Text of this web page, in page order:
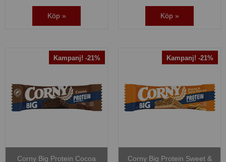
Köp » Köp »
Kampanj! -21%
Corny Big Protein Cocoa
Kampanj! -21%
Corny Big Protein Sweet &